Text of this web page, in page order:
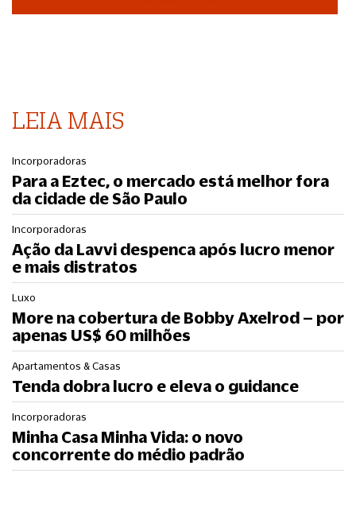
LEIA MAIS
Incorporadoras
Para a Eztec, o mercado está melhor fora
da cidade de São Paulo
Incorporadoras
Ação da Lavvi despenca após lucro menor
e mais distratos
Luxo
More na cobertura de Bobby Axelrod – por
apenas US$ 60 milhões
Apartamentos & Casas
Tenda dobra lucro e eleva o guidance
Incorporadoras
Minha Casa Minha Vida: o novo
concorrente do médio padrão